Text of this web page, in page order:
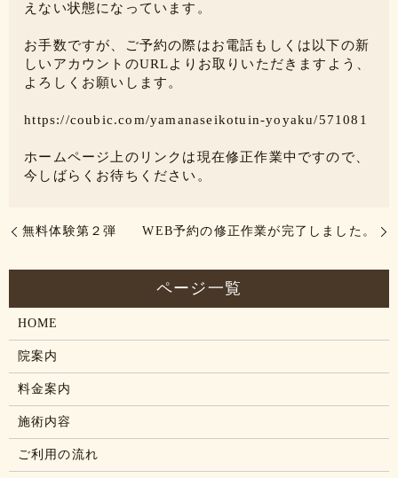
えない状態になっています。
お手数ですが、ご予約の際はお電話もしくは以下の新
しいアカウントのURLよりお取りいただきますよう、
よろしくお願いします。
https://coubic.com/yamanaseikotuin-yoyaku/571081
ホームページ上のリンクは現在修正作業中ですので、
今しばらくお待ちください。
無料体験第２弾 WEB予約の修正作業が完了しました。
HOME
院案内
料金案内
施術内容
ご利用の流れ